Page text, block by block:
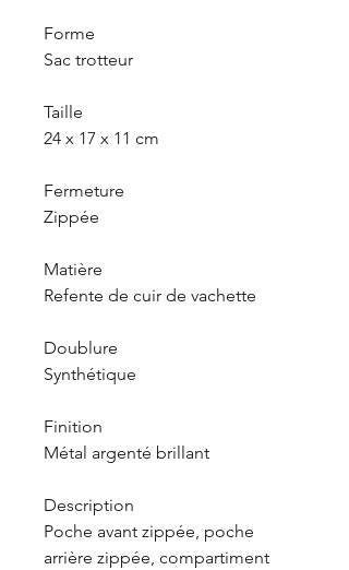
Forme
Sac trotteur
Taille
24 x 17 x 11 cm
Fermeture
Zippée
Matière
Refente de cuir de vachette
Doublure
Synthétique
Finition
Métal argenté brillant
Description
Poche avant zippée, poche
arrière zippée, compartiment